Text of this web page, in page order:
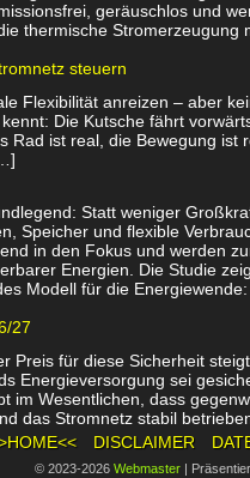
geräuschlos und
thermische Stromerzeugung
steuern
Flexibilität anreizen – aber
Die Kutsche fährt
Rad ist real, die Bewegung ist
Statt weniger
Speicher und flexible
in den Fokus und werden
Energien. Die Studie
Modell für die
27
Preis für diese Sicherheit
Energieversorgung sei
im Wesentlichen, dass
das Stromnetz stabil
DISCLAIMER
© 2023-2026 Webmaster |